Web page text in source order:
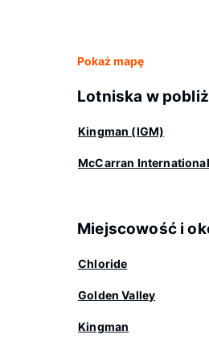
Pokaż mapę
Lotniska w
Kingman (IGM)
McCarran
Miejscowość i
Chloride
Golden Valley
Kingman